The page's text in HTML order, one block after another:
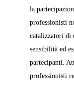
la
professionisti
catalizzatori di
sensibilità ed
partecipanti.
professionisti